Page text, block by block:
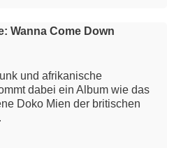
Wanna Come Down
und afrikanische
dabei ein Album wie das
Doko Mien der britischen